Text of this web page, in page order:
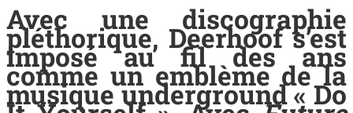
Avec une discographie
pléthorique, Deerhoof s’est
imposé au fil des ans
comme un emblème de la
musique underground « Do